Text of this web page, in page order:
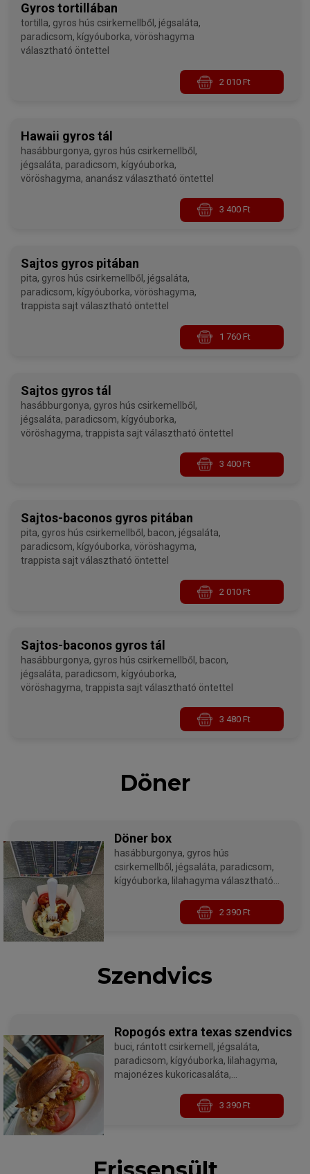
Gyros tortillában
tortilla, gyros hús csirkemellből, jégsaláta,
paradicsom, kígyóuborka, vöröshagyma
választható öntettel
2 010 Ft
Hawaii gyros tál
hasábburgonya, gyros hús csirkemellből,
jégsaláta, paradicsom, kígyóuborka,
vöröshagyma, ananász választható öntettel
3 400 Ft
Sajtos gyros pitában
pita, gyros hús csirkemellből, jégsaláta,
paradicsom, kígyóuborka, vöröshagyma,
trappista sajt választható öntettel
1 760 Ft
Sajtos gyros tál
hasábburgonya, gyros hús csirkemellből,
jégsaláta, paradicsom, kígyóuborka,
vöröshagyma, trappista sajt választható öntettel
3 400 Ft
Sajtos-baconos gyros pitában
pita, gyros hús csirkemellből, bacon, jégsaláta,
paradicsom, kígyóuborka, vöröshagyma,
trappista sajt választható öntettel
2 010 Ft
Sajtos-baconos gyros tál
hasábburgonya, gyros hús csirkemellből, bacon,
jégsaláta, paradicsom, kígyóuborka,
vöröshagyma, trappista sajt választható öntettel
3 480 Ft
Döner
Döner box
hasábburgonya, gyros hús
csirkemellből, jégsaláta, paradicsom,
kígyóuborka, lilahagyma választható
2 390 Ft
Szendvics
Ropogós extra texas szendvics
buci, rántott csirkemell, jégsaláta,
paradicsom, kígyóuborka, lilahagyma,
majonézes kukoricasaláta,
3 390 Ft